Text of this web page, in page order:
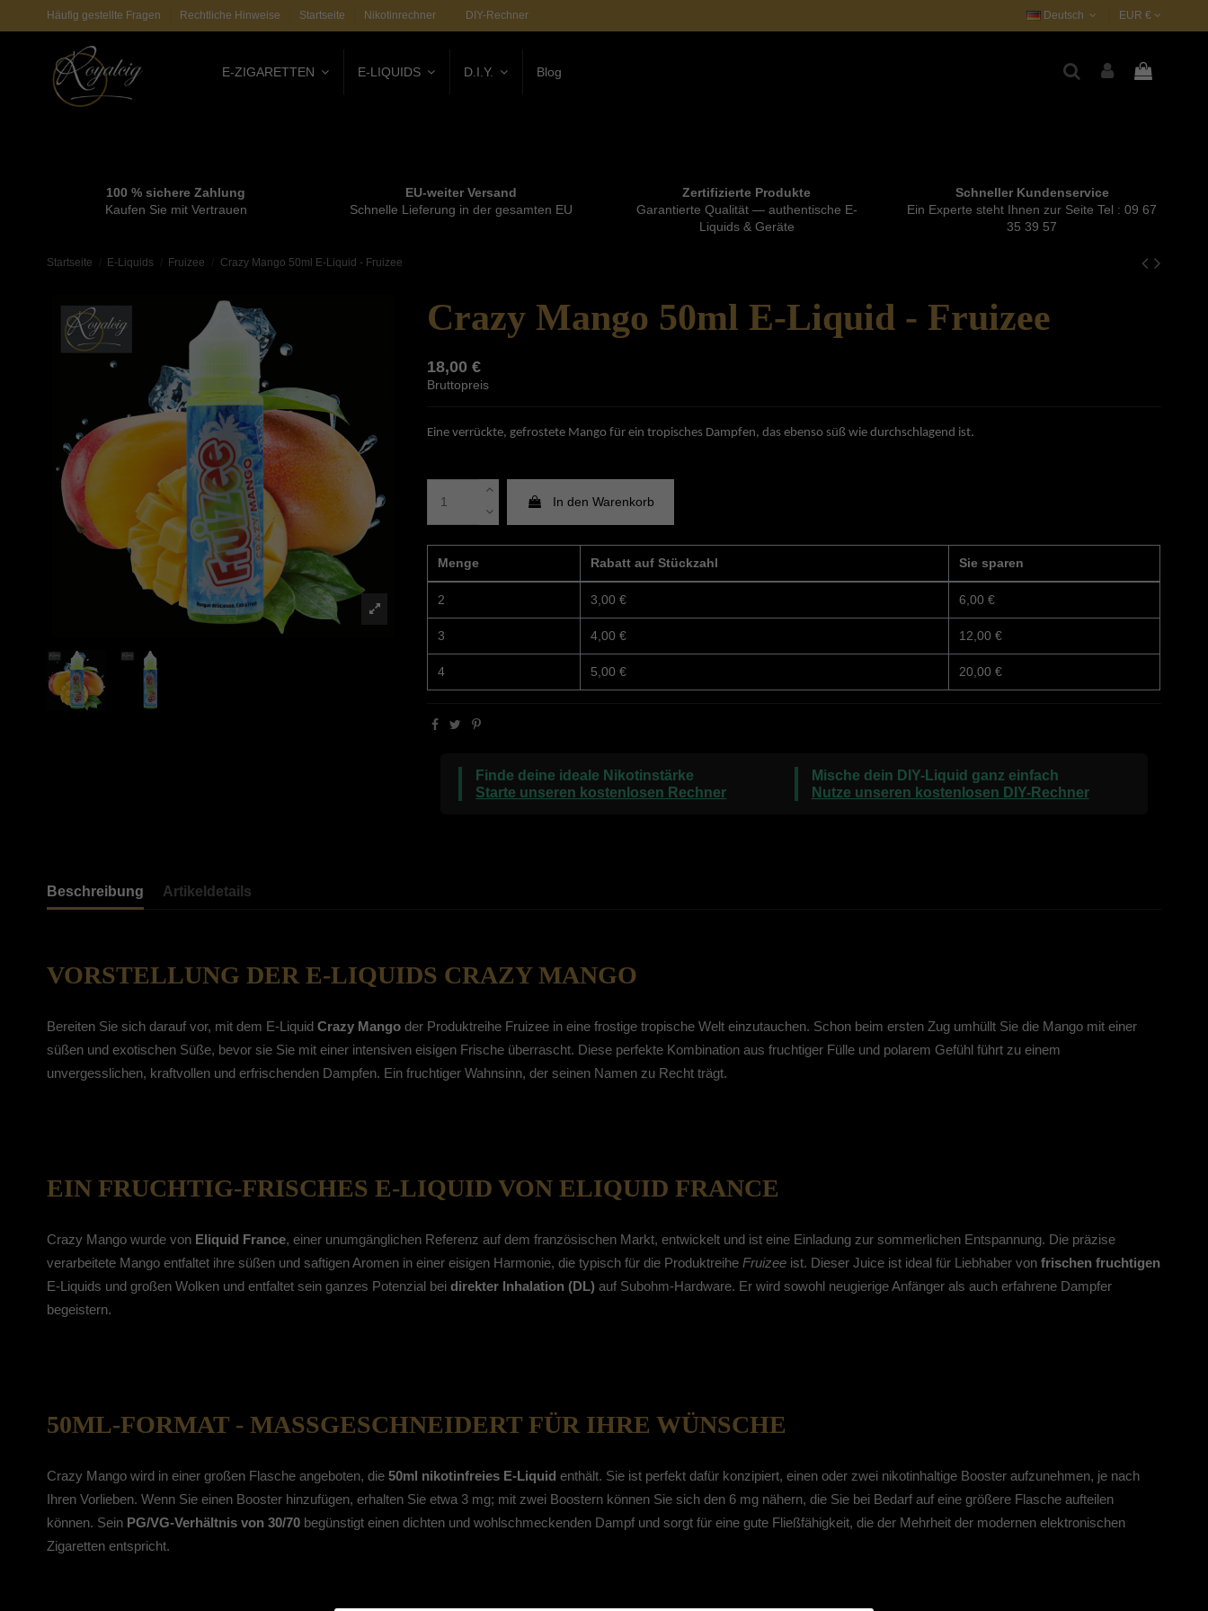
Häufig gestellte Fragen Rechtliche Hinweise Startseite Nikotinrechner DIY-Rechner Deutsch EUR €
E-ZIGARETTEN E-LIQUIDS D.I.Y. Blog
100 % sichere Zahlung
Kaufen Sie mit Vertrauen
EU-weiter Versand
Schnelle Lieferung in der gesamten EU
Zertifizierte Produkte
Garantierte Qualität — authentische E-
Liquids & Geräte
Schneller Kundenservice
Ein Experte steht Ihnen zur Seite Tel : 09 67
35 39 57
Startseite E-Liquids Fruizee Crazy Mango 50ml E-Liquid - Fruizee
Crazy Mango 50ml E-Liquid - Fruizee
18,00 €
Bruttopreis
Eine verrückte, gefrostete Mango für ein tropisches Dampfen, das ebenso süß wie durchschlagend ist.
In den Warenkorb
Menge Rabatt auf Stückzahl Sie sparen
2 3,00 € 6,00 €
3 4,00 € 12,00 €
4 5,00 € 20,00 €
Finde deine ideale Nikotinstärke
Starte unseren kostenlosen Rechner
Mische dein DIY-Liquid ganz einfach
Nutze unseren kostenlosen DIY-Rechner
Beschreibung Artikeldetails
VORSTELLUNG DER E-LIQUIDS CRAZY MANGO
Bereiten Sie sich darauf vor, mit dem E-Liquid Crazy Mango der Produktreihe Fruizee in eine frostige tropische Welt einzutauchen. Schon beim ersten Zug umhüllt Sie die Mango mit einer
süßen und exotischen Süße, bevor sie Sie mit einer intensiven eisigen Frische überrascht. Diese perfekte Kombination aus fruchtiger Fülle und polarem Gefühl führt zu einem
unvergesslichen, kraftvollen und erfrischenden Dampfen. Ein fruchtiger Wahnsinn, der seinen Namen zu Recht trägt.
EIN FRUCHTIG-FRISCHES E-LIQUID VON ELIQUID FRANCE
Crazy Mango wurde von Eliquid France, einer unumgänglichen Referenz auf dem französischen Markt, entwickelt und ist eine Einladung zur sommerlichen Entspannung. Die präzise
verarbeitete Mango entfaltet ihre süßen und saftigen Aromen in einer eisigen Harmonie, die typisch für die Produktreihe Fruizee ist. Dieser Juice ist ideal für Liebhaber von frischen fruchtigen
E-Liquids und großen Wolken und entfaltet sein ganzes Potenzial bei direkter Inhalation (DL) auf Subohm-Hardware. Er wird sowohl neugierige Anfänger als auch erfahrene Dampfer
begeistern.
50ML-FORMAT - MASSGESCHNEIDERT FÜR IHRE WÜNSCHE
Crazy Mango wird in einer großen Flasche angeboten, die 50ml nikotinfreies E-Liquid enthält. Sie ist perfekt dafür konzipiert, einen oder zwei nikotinhaltige Booster aufzunehmen, je nach
Ihren Vorlieben. Wenn Sie einen Booster hinzufügen, erhalten Sie etwa 3 mg; mit zwei Boostern können Sie sich den 6 mg nähern, die Sie bei Bedarf auf eine größere Flasche aufteilen
können. Sein PG/VG-Verhältnis von 30/70 begünstigt einen dichten und wohlschmeckenden Dampf und sorgt für eine gute Fließfähigkeit, die der Mehrheit der modernen elektronischen
Zigaretten entspricht.